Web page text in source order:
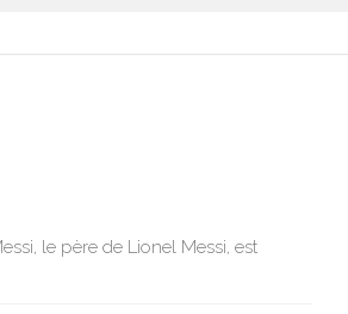
le père de Lionel Messi, est